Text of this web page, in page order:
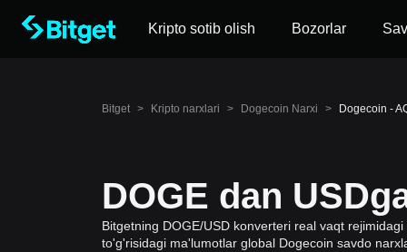
Kripto sotib olish Bozorlar
Bitget > Kripto narxlari > Dogecoin Narxi > Dogecoin -
DOGE dan
Bitgetning DOGE/USD konverteri real vaqt
to'g'risidagi ma'lumotlar global Dogecoin savdo